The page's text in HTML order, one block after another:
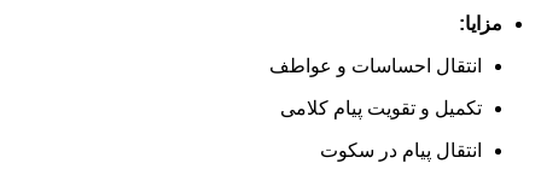
مزایا:
انتقال احساسات و عواطف
تکمیل و تقویت پیام کلامی
انتقال پیام در سکوت